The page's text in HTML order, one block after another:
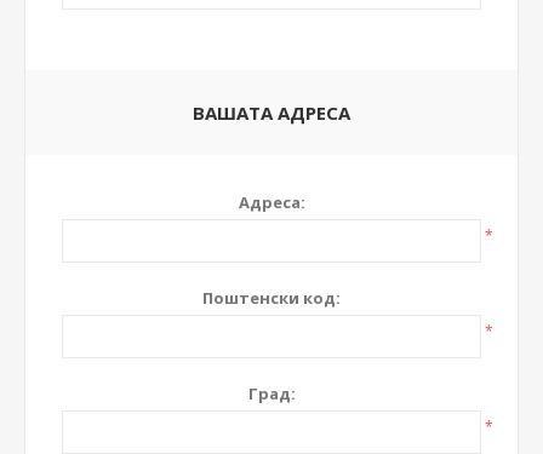
ВАШАТА АДРЕСА
Адреса:
*
Поштенски код:
*
Град:
*